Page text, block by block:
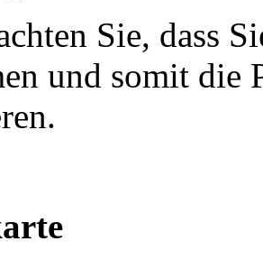
Sie, dass
und somit die